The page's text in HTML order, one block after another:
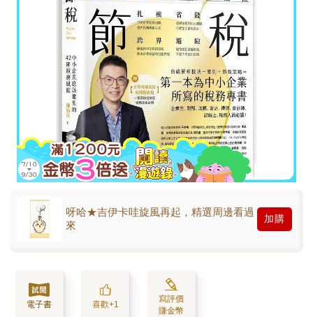
呀哈★吉伊卡哇旋風再起，精選周邊看過
來
加購
電子書 喜歡+1
寫評價
賺金幣